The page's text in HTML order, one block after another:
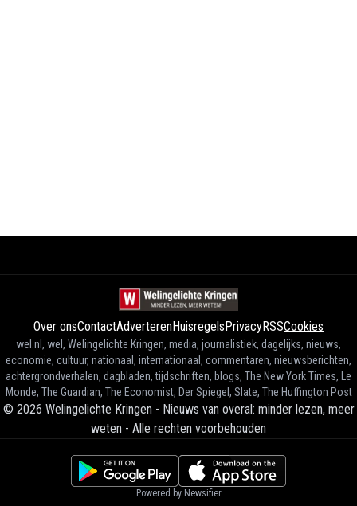
Over onsContactAdverterenHuisregelsPrivacyRSSCookies
wel.nl, wel, Welingelichte Kringen, media, journalistiek, dagelijks, nieuws,
economie, cultuur, nationaal, internationaal, commentaren, nieuwsberichten,
achtergrondverhalen, dagbladen, tijdschriften, blogs, The New York Times, Le
Monde, The Guardian, The Economist, Der Spiegel, Slate, The Huffington Post
© 2026 Welingelichte Kringen - Nieuws van overal: minder lezen, meer
weten - Alle rechten voorbehouden
Powered by Newsifier